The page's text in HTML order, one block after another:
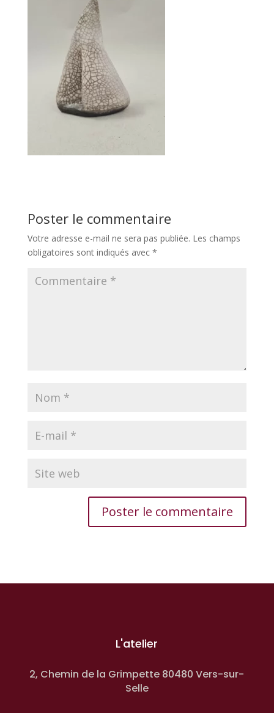
Poster le commentaire
Votre adresse e-mail ne sera pas publiée. Les champs
obligatoires sont indiqués avec *
L'atelier
2, Chemin de la Grimpette 80480 Vers-sur-
Selle